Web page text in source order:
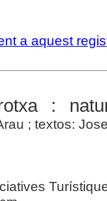
a aquest
:
; textos: